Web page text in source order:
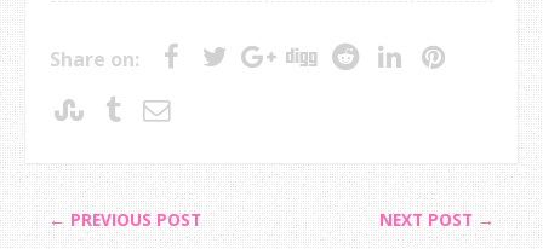
Share on:
← PREVIOUS POST NEXT POST →